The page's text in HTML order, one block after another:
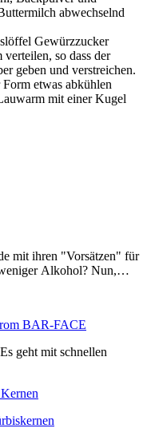
abwechselnd
Gewürzzucker
so dass der
geben und verstreichen.
etwas abkühlen
mit einer Kugel
mit ihren "Vorsätzen" für
Alkohol? Nun,…
BAR-FACE
geht mit schnellen